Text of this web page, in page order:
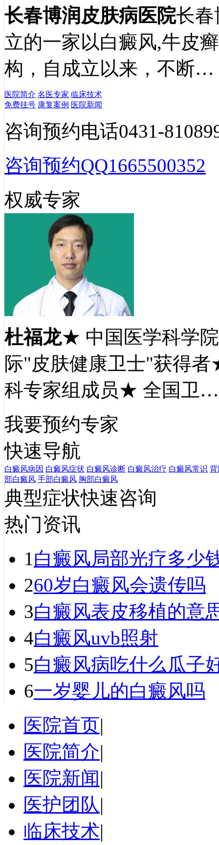
长春博润皮肤病医院长春
立的一家以白癜风,牛皮
构，自成立以来，不断…
医院简介 名医专家 临床技术
免费挂号 康复案例 医院新闻
咨询预约电话0431-
咨询预约QQ1665500352
权威专家
杜福龙★ 中国医学科学
际"皮肤健康卫士"获得
科专家组成员★ 全国卫
我要预约专家
快速导航
白癜风病因 白癜风症状 白癜风诊断 白癜风治疗 白癜风常识 背
部白癜风 手部白癜风 胸部白癜风
典型症状快速咨询
热门资讯
1 白癜风局部光疗多少
260岁白癜风会遗传吗
3白癜风表皮移植的意
4白癜风uvb照射
5白癜风病吃什么瓜子
6一岁婴儿的白癜风吗
医院首页|
医院简介|
医院新闻|
医护团队 |
临床技术|